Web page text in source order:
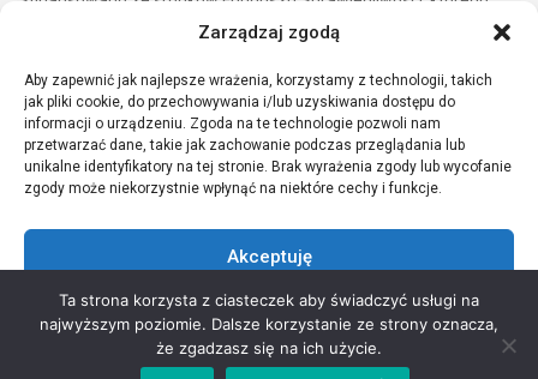
Zarządzaj zgodą
Aby zapewnić jak najlepsze wrażenia, korzystamy z technologii, takich
jak pliki cookie, do przechowywania i/lub uzyskiwania dostępu do
informacji o urządzeniu. Zgoda na te technologie pozwoli nam
przetwarzać dane, takie jak zachowanie podczas przeglądania lub
unikalne identyfikatory na tej stronie. Brak wyrażenia zgody lub wycofanie
zgody może niekorzystnie wpłynąć na niektóre cechy i funkcje.
Akceptuję
Odmów
Zobacz preferencje
dysponentem jest Minister Sprawiedliwości.
Copyright © 2021 Stowarzyszenie Przyjaciół Zdrowia - Wszelkie prawa
Ta strona korzysta z ciasteczek aby świadczyć usługi na
najwyższym poziomie. Dalsze korzystanie ze strony oznacza,
że zgadzasz się na ich użycie.